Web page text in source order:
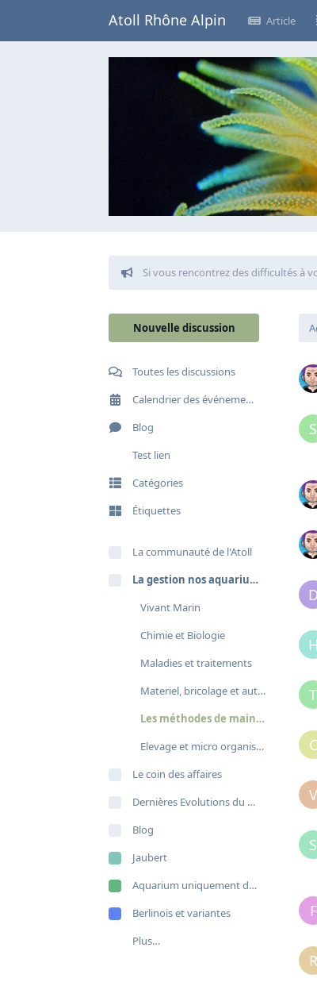
Atoll Rhône Alpin Article
Si vous rencontrez des difficultés à
Nouvelle discussion
Toutes les discussions
Calendrier des événements
Blog
Test lien
Catégories
Étiquettes
La communauté de l'Atoll
La gestion nos aquariums
Vivant Marin
Chimie et Biologie
Maladies et traitements
Materiel, bricolage et automatisation
Les méthodes de maintenance
Elevage et micro organismes
Le coin des affaires
Dernières Evolutions du site
Blog
Jaubert
Aquarium uniquement de poissons
Berlinois et variantes
Plus…
S
D
H
T
C
V
S
F
R